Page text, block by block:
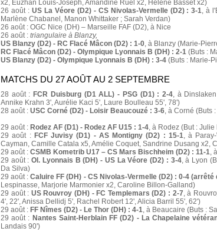
x2, Euzhan Louis-Joseph, Amandine Ruel x2, Hélène Basset x2)
26 août : US La Véore (D2) - CS Nivolas-Vermelle (D2) : 3-1, à
Marlène Chabanel, Manon Whittaker ; Sarah Verdan)
26 août : OGC Nice (DH) – Marseille FAF (D2), à Nice
26 août : triangulaire à Blanzy,
US Blanzy (D2) - RC Flacé Mâcon (D2) : 1-0, à Blanzy (Marie-
RC Flacé Mâcon (D2) - Olympique Lyonnais B (DH) : 2-1 (Buts :
US Blanzy (D2) - Olympique Lyonnais B (DH) : 3-4 (Buts : Marie-
MATCHS DU 27 AOÛT AU 2 SEPTEMBRE
28 août : FCR Duisburg (D1 ALL) - PSG (D1) : 2-4, à
Annike Krahn 3', Aurélie Kaci 5', Laure Boulleau 55', 78')
28 août : USC Corné (D2) - Loisir Beaucouzé : 3-6, à Corné (Buts
29 août : Rodez AF (D1) - Rodez AF U15 : 1-4, à Rodez (But : Julie
29 août : FCF Juvisy (D1) - AS Montigny (D2) : 15-1, à
Cayman, Camille Catala x5, Amélie Coquet, Sandrine Dusang x2,
29 août : CSMB Kometrib U17 – CS Mars Bischheim (D2) : 11-1,
29 août :Ol. Lyonnais B (DH) - US La Véore (D2) : 3-4, à Lyon
Da Silva)
29 août :Caluire FF (DH) - CS Nivolas-Vermelle (D2) : 0-4
Lespinasse, Marjorie Marmonier x2, Caroline Billon-Galland)
29 août : US Rouvroy (DH) - FC Templemars (D2) : 2-7, à
4', 22', Anissa Dellidj 5', Rachel Robert 12', Alicia Barril 55', 62')
29 août : FF Nîmes (D2) - Le Thor (DH) : 4-1, à Beaucaire (Buts :
29 août : Nantes Saint-Herblain FF (D2) - La Chapelaine
Landais 90')